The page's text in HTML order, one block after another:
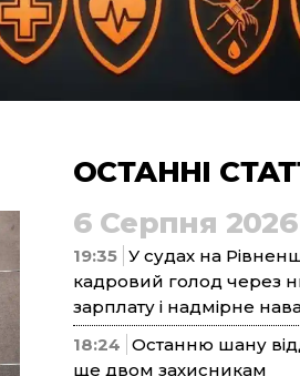
ОСТАННІ
6 Серпня 2026
19:35 У судах на
кадровий голод через
зарплату і надмірне
18:24 Останню шану
ще двом захисникам